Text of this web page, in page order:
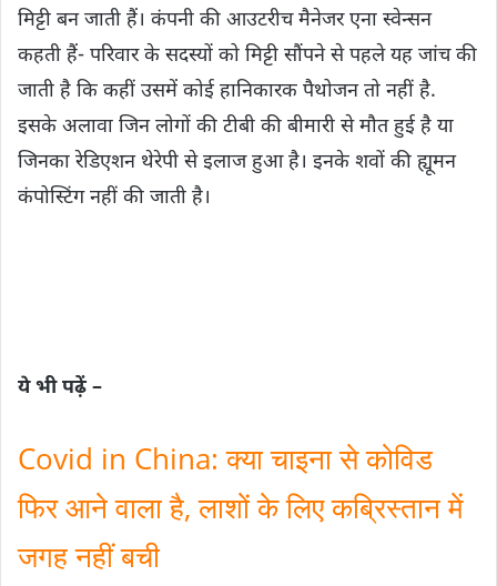
मिट्टी बन जाती हैं। कंपनी की आउटरीच मैनेजर एना स्वेन्सन
कहती हैं- परिवार के सदस्यों को मिट्टी सौंपने से पहले यह जांच की
जाती है कि कहीं उसमें कोई हानिकारक पैथोजन तो नहीं है.
इसके अलावा जिन लोगों की टीबी की बीमारी से मौत हुई है या
जिनका रेडिएशन थेरेपी से इलाज हुआ है। इनके शवों की ह्यूमन
कंपोस्टिंग नहीं की जाती है।
ये भी पढ़ें –
Covid in China: क्या चाइना से कोविड
फिर आने वाला है‚ लाशों के लिए कब्रिस्तान में
जगह नहीं बची